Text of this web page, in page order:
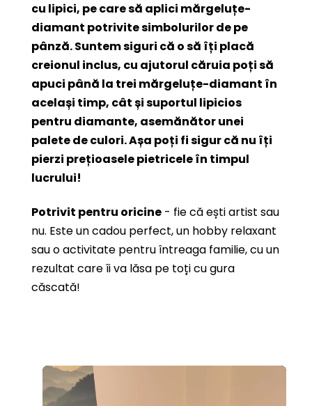
cu lipici, pe care să aplici mărgeluțe-
diamant potrivite simbolurilor de pe
pânză. Suntem siguri că o să îți placă
creionul inclus, cu ajutorul căruia poți să
apuci până la trei mărgeluțe-diamant în
același timp, cât și suportul lipicios
pentru diamante, asemănător unei
palete de culori. Așa poți fi sigur că nu îți
pierzi prețioasele pietricele în timpul
lucrului!
Potrivit pentru oricine - fie că ești artist sau
nu. Este un cadou perfect, un hobby relaxant
sau o activitate pentru întreaga familie, cu un
rezultat care îi va lăsa pe toți cu gura
căscată!